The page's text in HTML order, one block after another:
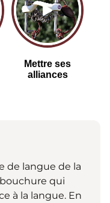
de langue de la
qui
à la langue. En